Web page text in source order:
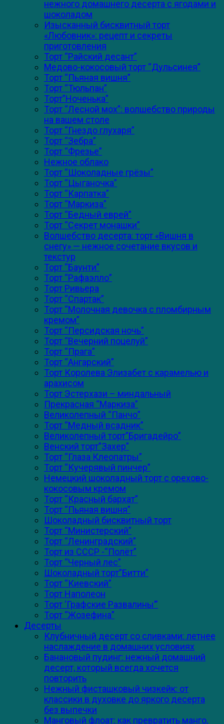
нежного домашнего десерта с ягодами и
шоколадом
Изысканный бисквитный торт
«Любовник»: рецепт и секреты
приготовления
Торт “Райский десант”
Медово-кокосовый торт “Дульсинея”
Торт “Пьяная вишня”
Торт “Тюльпан”
Торт”Ноченька”
Торт “Лесной мох”: волшебство природы
на вашем столе
Торт “Гнездо глухаря”
Торт “Зебра”
Торт “Фрезье”
Нежное облако
Торт “Шоколадные грёзы”
Торт “Цыганочка”
Торт “Карпатка”
Торт “Маркиза”
Торт “Бедный еврей”
Торт “Секрет монашки”
Волшебство десерта: торт «Вишня в
снегу» — нежное сочетание вкусов и
текстур
Торт “Баунти”
Торт “Рафаэлло”
Торт Ривьера
Торт “Спартак”
Торт “Молочная девочка с пломбирным
кремом”
Торт “Персидская ночь”
Торт “Вечерний поцелуй”
Торт “Прага”
Торт “Ангарский”
Торт Королева Элизабет с карамелью и
арахисом
Торт Эстерхази – миндальный
Прекрасная “Маркиза”
Великолепный “Панчо”
Торт “Медный всадник”
Великолепный торт”Бригадейро”
Венский торт”Захер”
Торт “Глаза Клеопатры”
Торт “Кучерявый пинчер”
Немецкий шоколадный торт с орехово-
кокосовым кремом
Торт “Красный бархат”
Торт “Пьяная вишня”
Шоколадный бисквитный торт
Торт “Министерский”
Торт “Ленинградский”
Торт из СССР -“Полёт”
Торт “Черный лес”
Шоколадный торт”Битти”
Торт “Киевский”
Торт Наполеон
Торт ‘Графские Развалины’”
Торт “Жозефина”
Десерты
Клубничный десерт со сливками: летнее
наслаждение в домашних условиях
Банановый пудинг: нежный домашний
десерт, который всегда хочется
повторить
Нежный фисташковый чизкейк: от
классики в духовке до яркого десерта
без выпечки
Манговый флоат: как превратить манго,